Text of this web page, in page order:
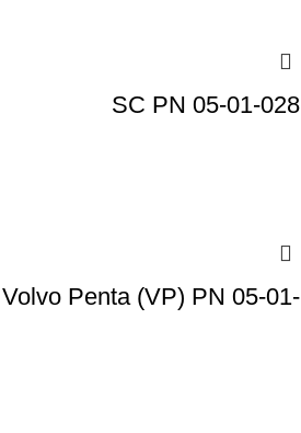
مضخة تبريد محرك Volvo Penta (VP) PN 05-01-